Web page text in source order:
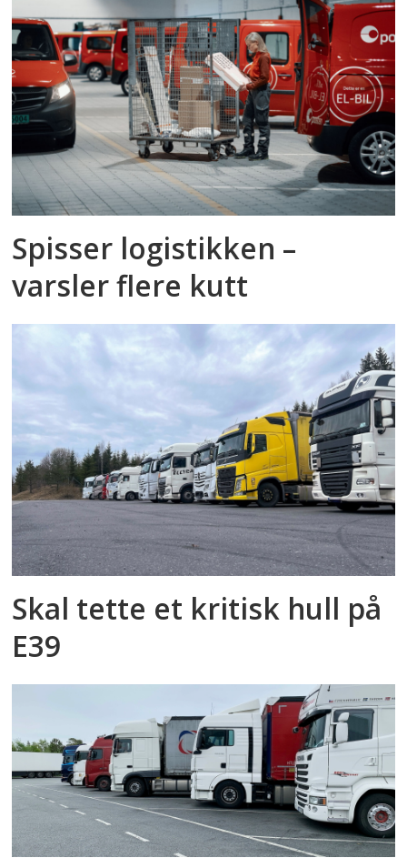
Spisser logistikken –
varsler flere kutt
Skal tette et kritisk hull på
E39